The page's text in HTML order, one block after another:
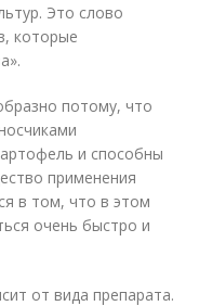
Это слово
которые
потому, что
и способны
применения
в том, что в этом
очень быстро и
от вида препарата.